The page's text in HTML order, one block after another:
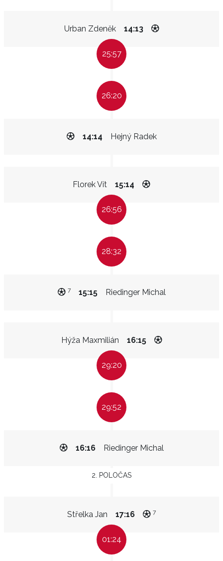
Urban Zdeněk 14:13
25:57
26:20
Hejný Radek
14:14
Florek Vít 15:14
26:56
28:32
Riedinger Michal
15:15
7
Hýža Maxmilián 16:15
29:20
29:52
Riedinger Michal
16:16
2. POLOČAS
Střelka Jan 17:16 7
01:24